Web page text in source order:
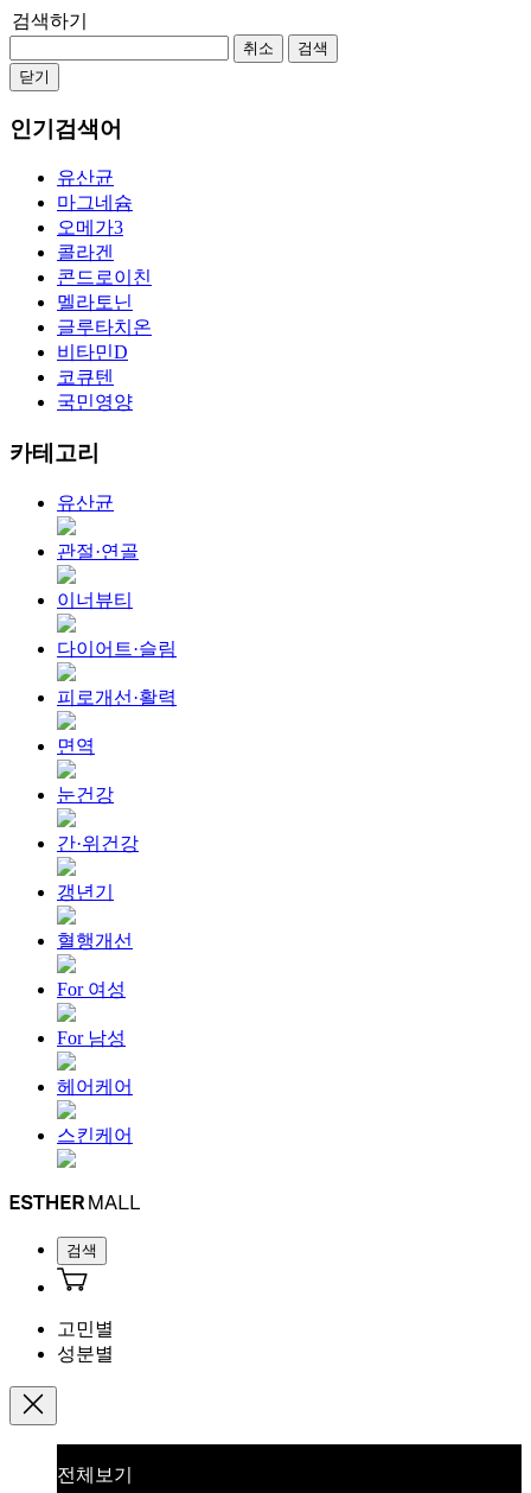
검색하기
취소
검색
닫기
인기검색어
유산균
마그네슘
오메가3
콜라겐
콘드로이친
멜라토닌
글루타치온
비타민D
코큐텐
국민영양
카테고리
유산균
관절·연골
이너뷰티
다이어트·슬림
피로개선·활력
면역
눈건강
간·위건강
갱년기
혈행개선
For 여성
For 남성
헤어케어
스킨케어
검색
고민별
성분별
전체보기